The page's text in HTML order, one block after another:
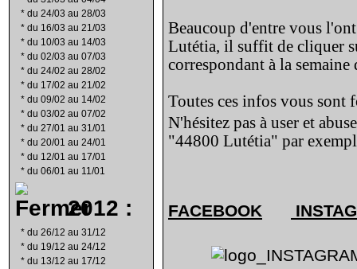
* du 24/03 au 28/03
* du 16/03 au 21/03
* du 10/03 au 14/03
* du 02/03 au 07/03
* du 24/02 au 28/02
* du 17/02 au 21/02
* du 09/02 au 14/02
* du 03/02 au 07/02
* du 27/01 au 31/01
* du 20/01 au 24/01
* du 12/01 au 17/01
* du 06/01 au 11/01
2012 :
* du 26/12 au 31/12
* du 19/12 au 24/12
* du 13/12 au 17/12
Beaucoup d'entre vous
Lutétia, il suffit de cliquer
correspondant à la
Toutes ces infos vous
N'hésitez pas à user et
"44800 Lutétia" par
FACEBOOK